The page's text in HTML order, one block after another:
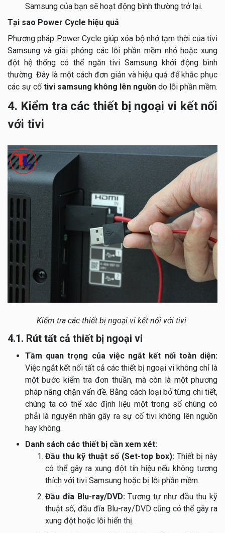
Samsung của bạn sẽ hoạt động bình thường trở lại.
Tại sao Power Cycle hiệu quả
Phương pháp Power Cycle giúp xóa bộ nhớ tạm thời của tivi
Samsung và giải phóng các lỗi phần mềm nhỏ hoặc xung
đột hệ thống có thể ngăn tivi Samsung khởi động bình
thường. Đây là một cách đơn giản và hiệu quả để khắc phục
các sự cố tivi samsung không lên nguồn do lỗi phần mềm.
4. Kiểm tra các thiết bị ngoại vi kết nối
với tivi
Kiểm tra các thiết bị ngoại vi kết nối với tivi
4.1. Rút tất cả thiết bị ngoại vi
Tầm quan trọng của việc ngắt kết nối toàn diện:
Việc ngắt kết nối tất cả các thiết bị ngoại vi không chỉ là
một bước kiểm tra đơn thuần, mà còn là một phương
pháp năng chặn vấn đề. Bằng cách loại bỏ từng chi tiết,
chúng ta có thể xác định liệu một trong số chúng có
phải là nguyên nhân gây ra sự cố tivi không lên nguồn
hay không.
Danh sách các thiết bị cần xem xét:
Đầu thu kỹ thuật số (Set-top box): Thiết bị này
có thể gây ra xung đột tín hiệu nếu không tương
thích với tivi Samsung hoặc bị lỗi phần mềm.
Đầu đĩa Blu-ray/DVD:Tương tự như đầu thu kỹ
thuật số, đầu đĩa Blu-ray/DVD cũng có thể gây ra
xung đột hoặc lỗi hiển thị.